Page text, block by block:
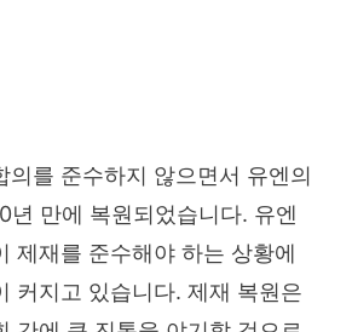
의를 준수하지 않으면서 유엔의
년 만에 복원되었습니다. 유엔
제재를 준수해야 하는 상황에
커지고 있습니다. 제재 복원은